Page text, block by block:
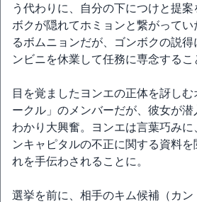
う代わりに、自分の下につけと提
ボクが隠れてホミョンと繋がって
るボムニョンだが、ゴンボクの説得
ンビニを休業して任務に専念するこ
目を覚ましたヨンエの正体を訝し
ークル」のメンバーだが、彼女が潜
わかり大興奮。ヨンエは言葉巧み
ンキャピタルの不正に関する資料
れを手伝わされることに。
選挙を前に、相手のキム候補（カ